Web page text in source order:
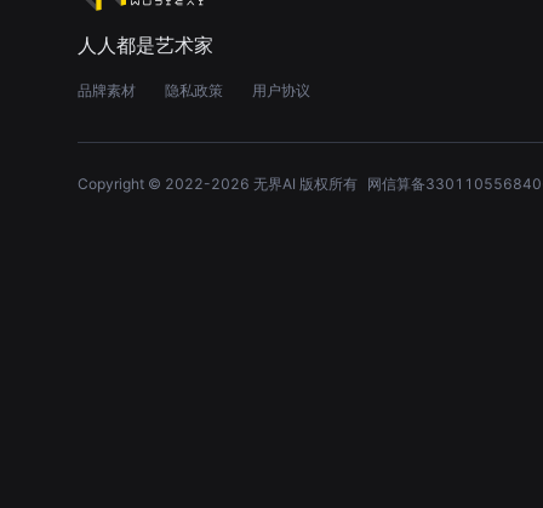
人人都是艺术家
品牌素材 隐私政策 用户协议
Copyright © 2022-2026 无界AI 版权所有 网信算备